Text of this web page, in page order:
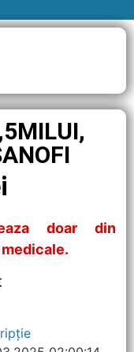
doar din